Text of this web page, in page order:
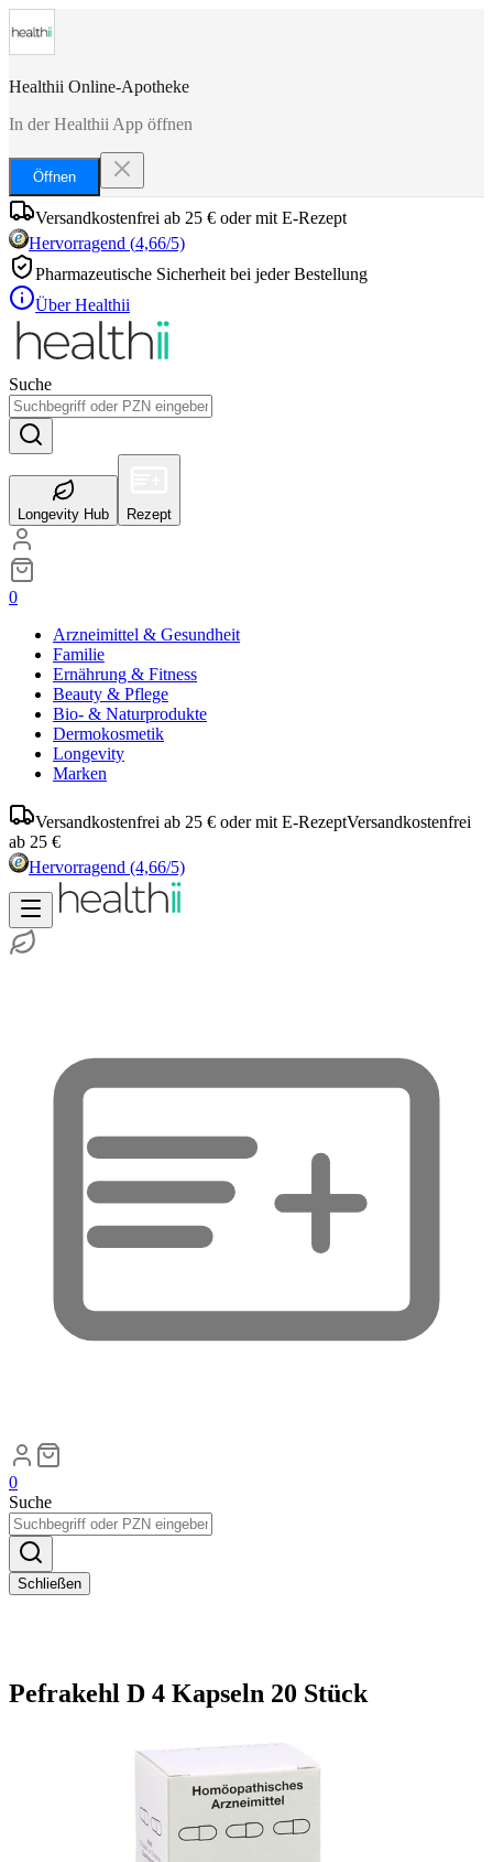
Healthii Online-Apotheke
In der Healthii App öffnen
Öffnen
Versandkostenfrei ab 25 € oder mit E-Rezept
Hervorragend (4,66/5)
Pharmazeutische Sicherheit bei jeder Bestellung
Über Healthii
Suche
Longevity Hub Rezept
0
Arzneimittel & Gesundheit
Familie
Ernährung & Fitness
Beauty & Pflege
Bio- & Naturprodukte
Dermokosmetik
Longevity
Marken
Versandkostenfrei ab 25 € oder mit E-RezeptVersandkostenfrei
ab 25 €
Hervorragend (4,66/5)
0
Suche
Schließen
Pefrakehl D 4 Kapseln 20 Stück